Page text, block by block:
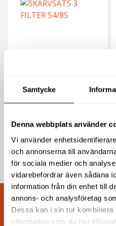
Samtycke
Denna webbplats använder
Vi använder
och annonserna till
för sociala medier och
vidarebefordrar även sådana
information från din enhet till
annons- och analysföretag
Dessa kan i sin tur kombinera
information som du har
54/85
824kr
(1 030kr inkl moms)
Köp